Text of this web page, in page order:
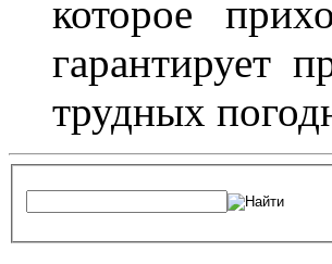
которое
гарантирует
трудных